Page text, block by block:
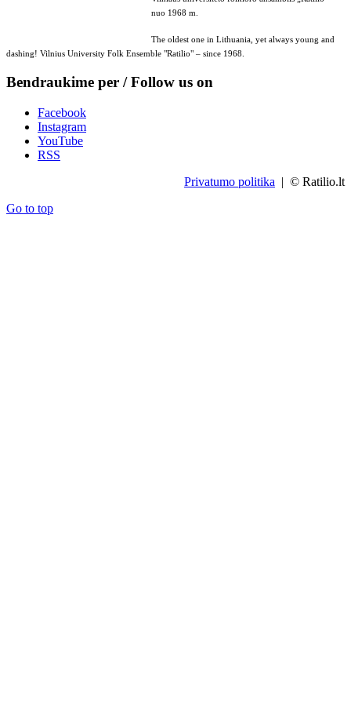
nuo 1968 m.
The oldest one in Lithuania, yet always young and
dashing! Vilnius University Folk Ensemble "Ratilio" – since 1968.
Bendraukime per / Follow us on
Facebook
Instagram
YouTube
RSS
Privatumo politika | © Ratilio.lt
Go to top